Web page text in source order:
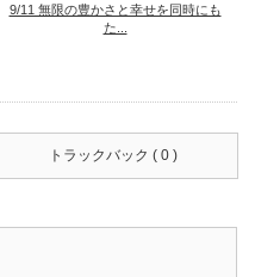
9/11 無限の豊かさと幸せを同時にも
た...
トラックバック ( 0 )